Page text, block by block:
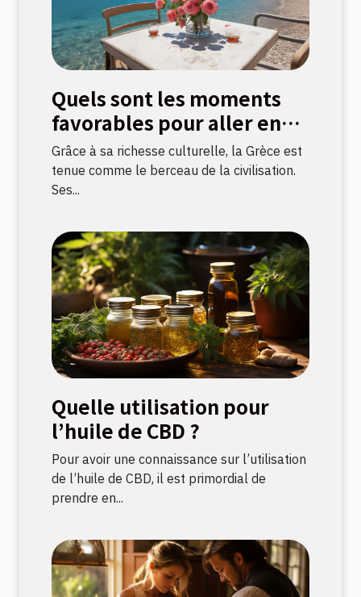
Quels sont les moments
favorables pour aller en
Grèce ?
Grâce à sa richesse culturelle, la Grèce est
tenue comme le berceau de la civilisation.
Ses...
Quelle utilisation pour
l’huile de CBD ?
Pour avoir une connaissance sur l’utilisation
de l’huile de CBD, il est primordial de
prendre en...